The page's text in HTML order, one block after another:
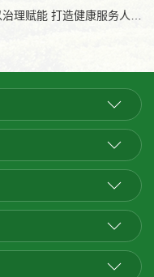
能 打造健康服务人才培养高地